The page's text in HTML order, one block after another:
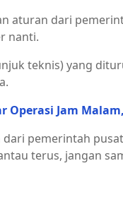
aturan dari
nanti.
teknis) yang
Operasi Jam
pemerintah
terus, jangan